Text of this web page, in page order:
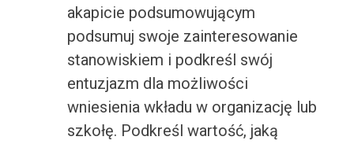
akapicie podsumowującym
podsumuj swoje zainteresowanie
stanowiskiem i podkreśl swój
entuzjazm dla możliwości
wniesienia wkładu w organizację lub
szkołę. Podkreśl wartość, jaką